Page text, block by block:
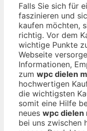
Falls Sie sich für
faszinieren und
kaufen möchten,
richtig. Vor dem
wichtige Punkte
Webseite
Informationen,
zum wpc dielen
hochwertigen
die wichtigsten
somit eine Hilfe
neues wpc dielen
bei uns zwischen